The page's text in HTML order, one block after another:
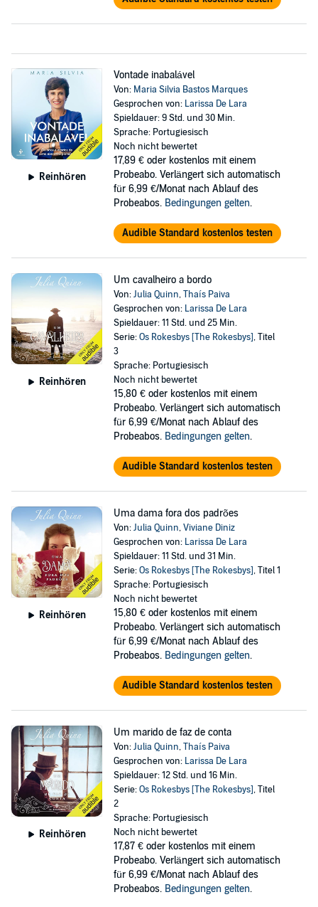
Reinhören
Vontade inabalável
Von: Maria Silvia Bastos Marques
Gesprochen von: Larissa De Lara
Spieldauer: 9 Std. und 30 Min.
Sprache: Portugiesisch
Noch nicht bewertet
17,89 € oder kostenlos mit einem
Probeabo. Verlängert sich automatisch
für 6,99 €/Monat nach Ablauf des
Probeabos. Bedingungen gelten.
Audible Standard kostenlos testen
Reinhören
Um cavalheiro a bordo
Von:Julia Quinn,Thaís Paiva
Gesprochen von: Larissa De Lara
Spieldauer: 11 Std. und 25 Min.
Serie:Os Rokesbys [The Rokesbys], Titel
3
Sprache: Portugiesisch
Noch nicht bewertet
15,80 € oder kostenlos mit einem
Probeabo. Verlängert sich automatisch
für 6,99 €/Monat nach Ablauf des
Probeabos. Bedingungen gelten.
Audible Standard kostenlos testen
Reinhören
Uma dama fora dos padrões
Von:Julia Quinn,Viviane Diniz
Gesprochen von: Larissa De Lara
Spieldauer: 11 Std. und 31 Min.
Serie:Os Rokesbys [The Rokesbys], Titel 1
Sprache: Portugiesisch
Noch nicht bewertet
15,80 € oder kostenlos mit einem
Probeabo. Verlängert sich automatisch
für 6,99 €/Monat nach Ablauf des
Probeabos. Bedingungen gelten.
Audible Standard kostenlos testen
Reinhören
Um marido de faz de conta
Von:Julia Quinn,Thaís Paiva
Gesprochen von: Larissa De Lara
Spieldauer: 12 Std. und 16 Min.
Serie:Os Rokesbys [The Rokesbys], Titel
2
Sprache: Portugiesisch
Noch nicht bewertet
17,87 € oder kostenlos mit einem
Probeabo. Verlängert sich automatisch
für 6,99 €/Monat nach Ablauf des
Probeabos. Bedingungen gelten.